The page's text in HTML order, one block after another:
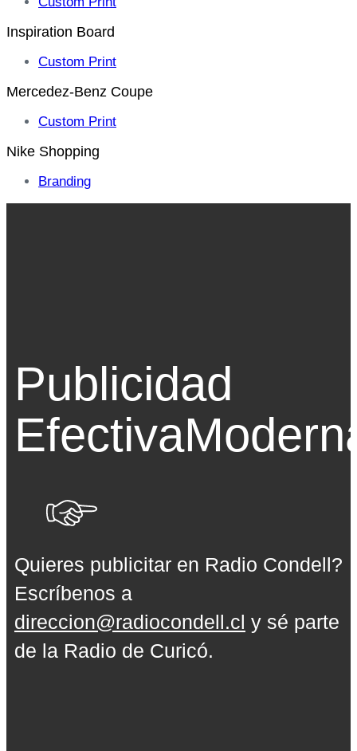
Inspiration Board
Custom Print
Mercedez-Benz Coupe
Custom Print
Nike Shopping
Branding
Publicidad
Efectiva
Quieres publicitar en Radio Condell?
Escríbenos a
direccion@radiocondell.cl y sé parte
de la Radio de Curicó.